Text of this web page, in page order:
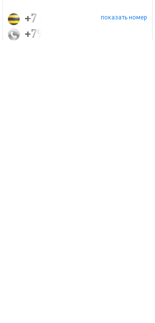
показать номер
+7 (903) 798-62-28
+79037986228